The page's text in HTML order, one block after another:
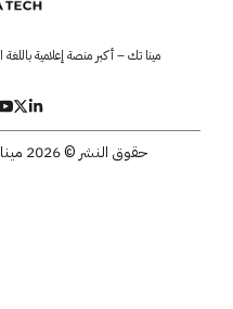
مينا تك – أكبر منصة إعلامية باللغة
حقوق النشر © 2026 مينا تك. جميع الحقوق محفوظة.